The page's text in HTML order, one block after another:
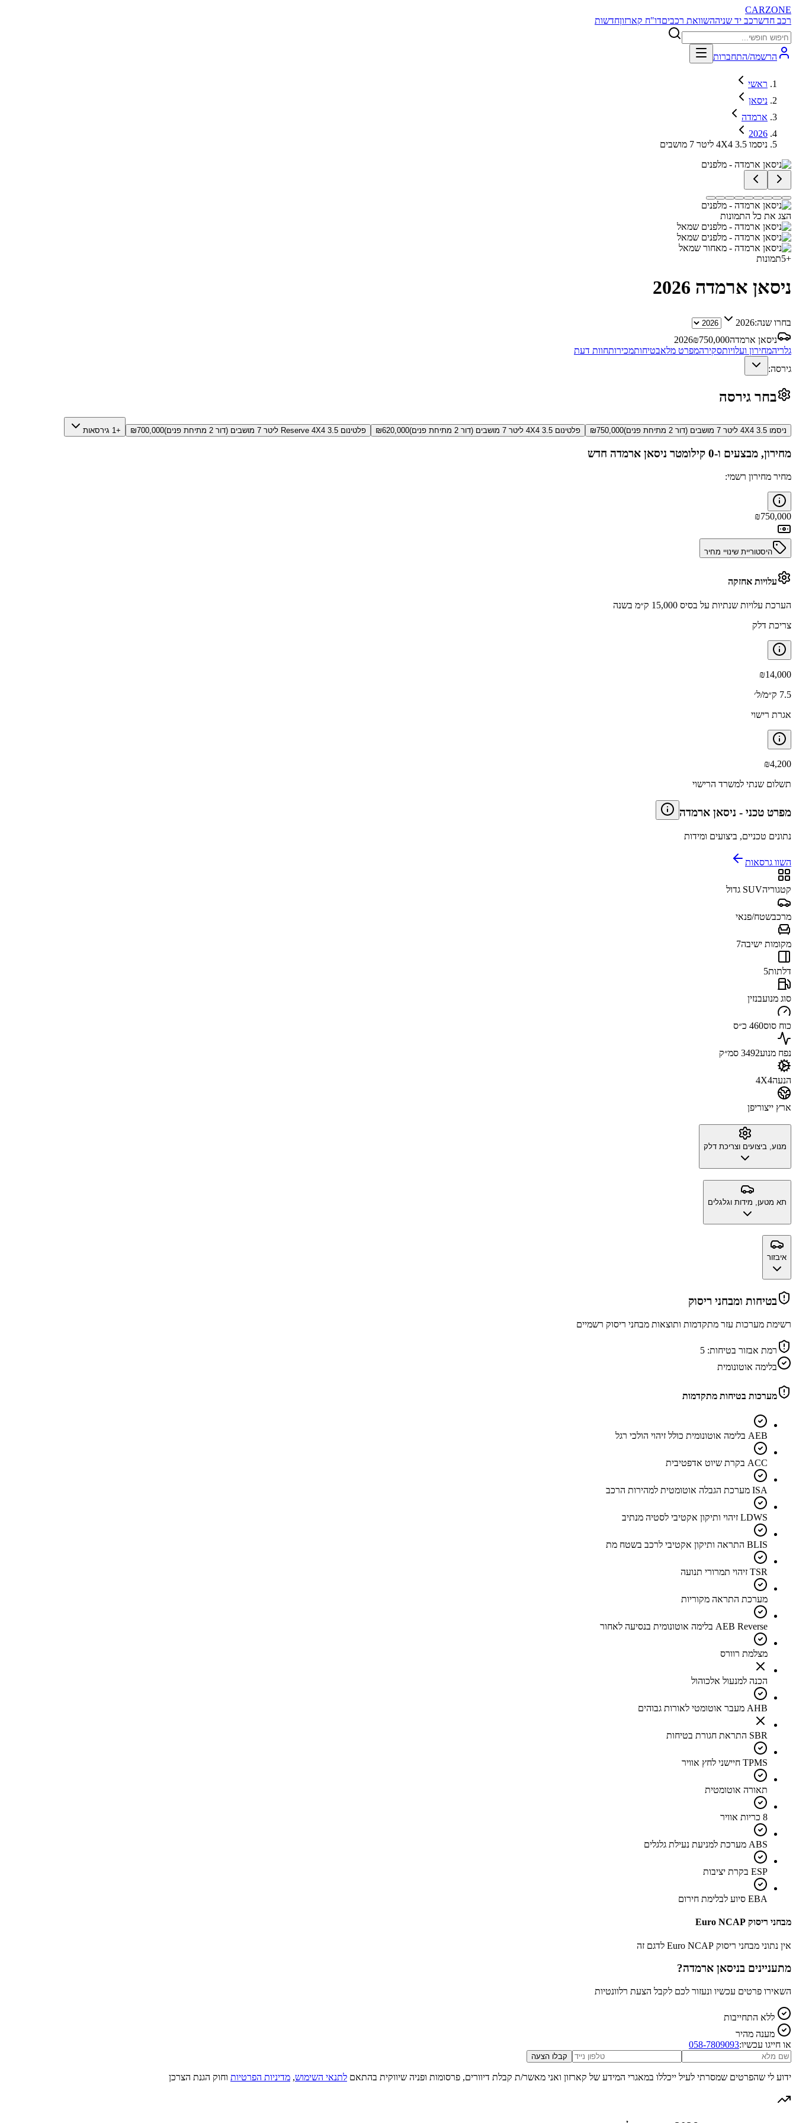
CARZONE
רכב חדשרכב יד שניההשוואת רכביםדו"ח קארזוןחדשות
הרשמה/התחברות
ראשי
ניסאן
ארמדה
2026
ניסמו 4X4 3.5 ליטר 7 מושבים
הצג את כל התמונות
+
5תמונות
ניסאן ארמדה 2026
בחרו שנה:2026
ניסאן ארמדה
2026₪750,000
גלריהמחירון ועלויותסקירהמפרט מלאבטיחותמכירותחוות דעת
גירסה:
בחר גירסה
ניסמו 4X4 3.5 ליטר 7 מושבים (דור 2 מתיחת פנים) ₪750,000 פלטינום 4X4 3.5 ליטר 7 מושבים (דור 2 מתיחת פנים) ₪620,000 פלטינום Reserve 4X4 3.5 ליטר 7 מושבים (דור 2 מתיחת פנים) ₪700,000 +1 גירסאות
מחירון, מבצעים ו-0 קילומטר ניסאן ארמדה חדש
מחיר מחירון רשמי:
₪750,000
היסטוריית שינויי מחיר
עלויות אחזקה
הערכת עלויות שנתיות על בסיס 15,000 ק״מ בשנה
צריכת דלק
₪14,000
7.5 ק״מ/ל׳
אגרת רישוי
₪4,200
תשלום שנתי למשרד הרישוי
מפרט טכני - ניסאן ארמדה
נתונים טכניים, ביצועים ומידות
השוו גרסאות
קטגוריהSUV גדול
מרכבשטח/פנאי
מקומות ישיבה7
דלתות5
סוג מנועבנזין
כוח סוס460 כ״ס
נפח מנוע3492 סמ״ק
הנעה4X4
ארץ ייצוריפן
מנוע, ביצועים וצריכת דלק
תא מטען, מידות וגלגלים
איבזור
בטיחות ומבחני ריסוק
רשימת מערכות עזר מתקדמות ותוצאות מבחני ריסוק רשמיים
רמת אבזור בטיחות: 5
בלימה אוטונומית
מערכות בטיחות מתקדמות
AEB בלימה אוטונומית כולל זיהוי הולכי רגל
ACC בקרת שיוט אדפטיבית
ISA מערכת הגבלה אוטומטית למהירות הרכב
LDWS זיהוי ותיקון אקטיבי לסטיה מנתיב
BLIS התראה ותיקון אקטיבי לרכב בשטח מת
TSR זיהוי תמרורי תנועה
מערכת התראה מקוריות
AEB Reverse בלימה אוטונומית בנסיעה לאחור
מצלמת רוורס
הכנה למנעול אלכוהול
AHB מעבר אוטומטי לאורות גבוהים
SBR התראת חגורת בטיחות
TPMS חיישני לחץ אוויר
תאורה אוטומטית
8 כריות אוויר
ABS מערכת למניעת נעילת גלגלים
ESP בקרת יציבות
EBA סיוע לבלימת חירום
מבחני ריסוק Euro NCAP
אין נתוני מבחני ריסוק Euro NCAP לדגם זה
מתעניינים בניסאן ארמדה?
השאירו פרטים עכשיו ונעזור לכם לקבל הצעת רלוונטיות
ללא התחייבות
מענה מהיר
או חייגו עכשיו:058-7809093
קבלו הצעה
ידוע לי שהפרטים שמסרתי לעיל ייכללו במאגרי המידע של קארזון ואני מאשר/ת קבלת דיוורים, פרסומות ופניה שיווקית בהתאם לתנאי השימוש, מדיניות הפרטיות וחוק הגנת הצרכן